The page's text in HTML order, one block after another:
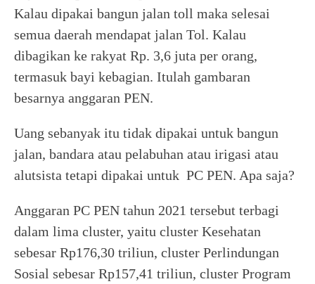
Kalau dipakai bangun jalan toll maka selesai
semua daerah mendapat jalan Tol. Kalau
dibagikan ke rakyat Rp. 3,6 juta per orang,
termasuk bayi kebagian. Itulah gambaran
besarnya anggaran PEN.
Uang sebanyak itu tidak dipakai untuk bangun
jalan, bandara atau pelabuhan atau irigasi atau
alutsista tetapi dipakai untuk PC PEN. Apa saja?
Anggaran PC PEN tahun 2021 tersebut terbagi
dalam lima cluster, yaitu cluster Kesehatan
sebesar Rp176,30 triliun, cluster Perlindungan
Sosial sebesar Rp157,41 triliun, cluster Program